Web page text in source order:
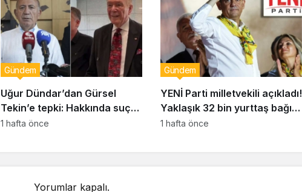
Uğur Dündar’dan Gürsel
Tekin’e tepki: Hakkında suç
duyurusunda bulunacağım
Gündem
1 hafta önce
YENİ Parti milletvekili açıkladı!
Yaklaşık 32 bin yurttaş bağış
yaptı: Ne kadar toplandı?
Gündem
1 hafta önce
Yorumlar kapalı.